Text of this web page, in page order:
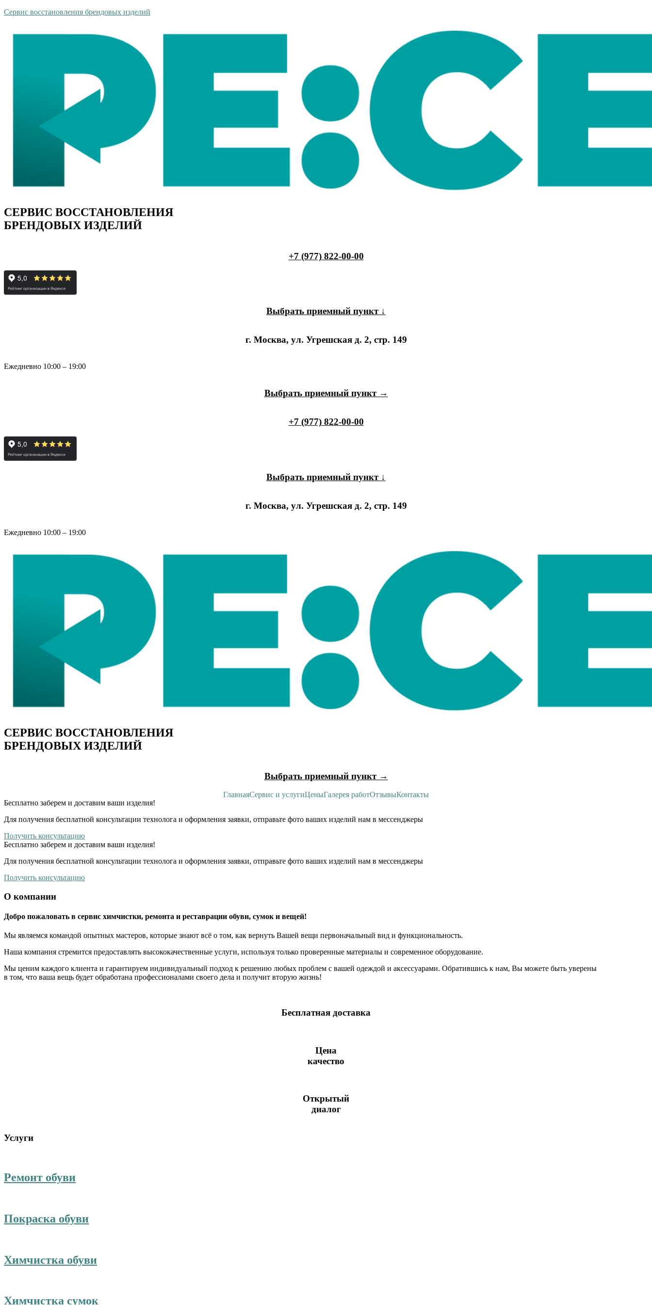
Сервис восстановления брендовых изделий
СЕРВИС ВОССТАНОВЛЕНИЯ
БРЕНДОВЫХ ИЗДЕЛИЙ
+7 (977) 822-00-00
Выбрать приемный пункт ↓
г. Москва, ул. Угрешская д. 2, стр. 149
Ежедневно 10:00 – 19:00
Выбрать приемный пункт →
+7 (977) 822-00-00
Выбрать приемный пункт ↓
г. Москва, ул. Угрешская д. 2, стр. 149
Ежедневно 10:00 – 19:00
СЕРВИС ВОССТАНОВЛЕНИЯ
БРЕНДОВЫХ ИЗДЕЛИЙ
Выбрать приемный пункт →
ГлавнаяСервис и услугиЦеныГалерея работОтзывыКонтакты
Бесплатно заберем и доставим ваши изделия!
Для получения бесплатной консультации технолога и оформления заявки, отправьте фото ваших изделий нам в мессенджеры
Получить консультацию
Бесплатно заберем и доставим ваши изделия!
Для получения бесплатной консультации технолога и оформления заявки, отправьте фото ваших изделий нам в мессенджеры
Получить консультацию
О компании
Добро пожаловать в сервис химчистки, ремонта и реставрации обуви, сумок и вещей!
Мы являемся командой опытных мастеров, которые знают всё о том, как вернуть Вашей вещи первоначальный вид и функциональность.
Наша компания стремится предоставлять высококачественные услуги, используя только проверенные материалы и современное оборудование.
Мы ценим каждого клиента и гарантируем индивидуальный подход к решению любых проблем с вашей одеждой и аксессуарами. Обратившись к нам, Вы можете быть уверены
в том, что ваша вещь будет обработана профессионалами своего дела и получит вторую жизнь!
Бесплатная доставка
Цена
качество
Открытый
диалог
Услуги
Ремонт обуви
Покраска обуви
Химчистка обуви
Химчистка сумок